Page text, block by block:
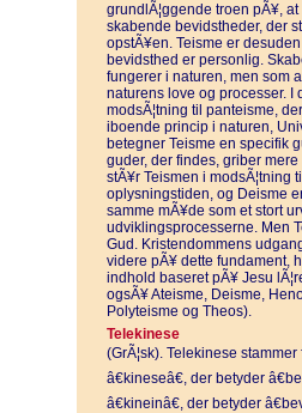
grundlÃ¦ggende troen pÃ¥,
skabende bevidstheder, der
opstÃ¥en. Teisme er
bevidsthed er personlig.
fungerer i naturen, men som
naturens love og processer. I
modsÃ¦tning til panteisme,
iboende princip i naturen,
betegner Teisme en specifik
guder, der findes, griber
stÃ¥r Teismen i modsÃ¦tning
oplysningstiden, og Deisme
samme mÃ¥de som et stort
udviklingsprocesserne. Men
Gud. Kristendommens
videre pÃ¥ dette fundament,
indhold baseret pÃ¥ Jesu
ogsÃ¥ Ateisme, Deisme,
Polyteisme og Theos).
Telekinese
(GrÃ¦sk). Telekinese stammer
â€kineseâ€, der betyder
â€kineinâ€, der betyder